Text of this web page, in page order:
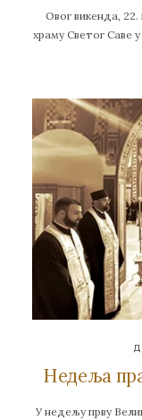
Овог викенда,
храму Свeтог Саве
Недеља
У недељу прву